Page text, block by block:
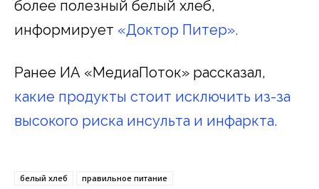
более полезный белый хлеб,
информирует «Доктор Питер».
Ранее ИА «МедиаПоток» рассказал,
какие продукты стоит исключить из-за
высокого риска инсульта и инфаркта.
белый хлеб правильное питание